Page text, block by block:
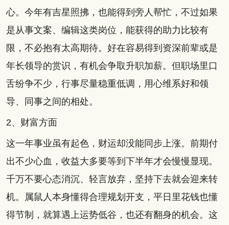
心。今年有吉星照拂，也能得到旁人帮忙，不过如果
是从事文案、编辑这类岗位，能获得的助力比较有
限，不必抱有太高期待。好在容易得到资深前辈或是
年长领导的赏识，有机会争取升职加薪。但职场里口
舌纷争不少，行事尽量稳重低调，用心维系好和领
导、同事之间的相处。
2、财富方面
这一年事业虽有起色，财运却没能同步上涨。前期付
出不少心血，收益大多要等到下半年才会慢慢显现。
千万不要心态消沉、轻言放弃，坚持下去就会迎来转
机。属鼠人本身懂得合理规划开支，平日里花钱也懂
得节制，就算遇上运势低谷，也还有翻身的机会。这